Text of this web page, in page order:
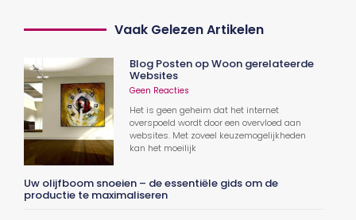
Vaak Gelezen Artikelen
Blog Posten op Woon gerelateerde
Websites
Geen Reacties
Het is geen geheim dat het internet
overspoeld wordt door een overvloed aan
websites. Met zoveel keuzemogelijkheden
kan het moeilijk
Uw olijfboom snoeien – de essentiële gids om de
productie te maximaliseren